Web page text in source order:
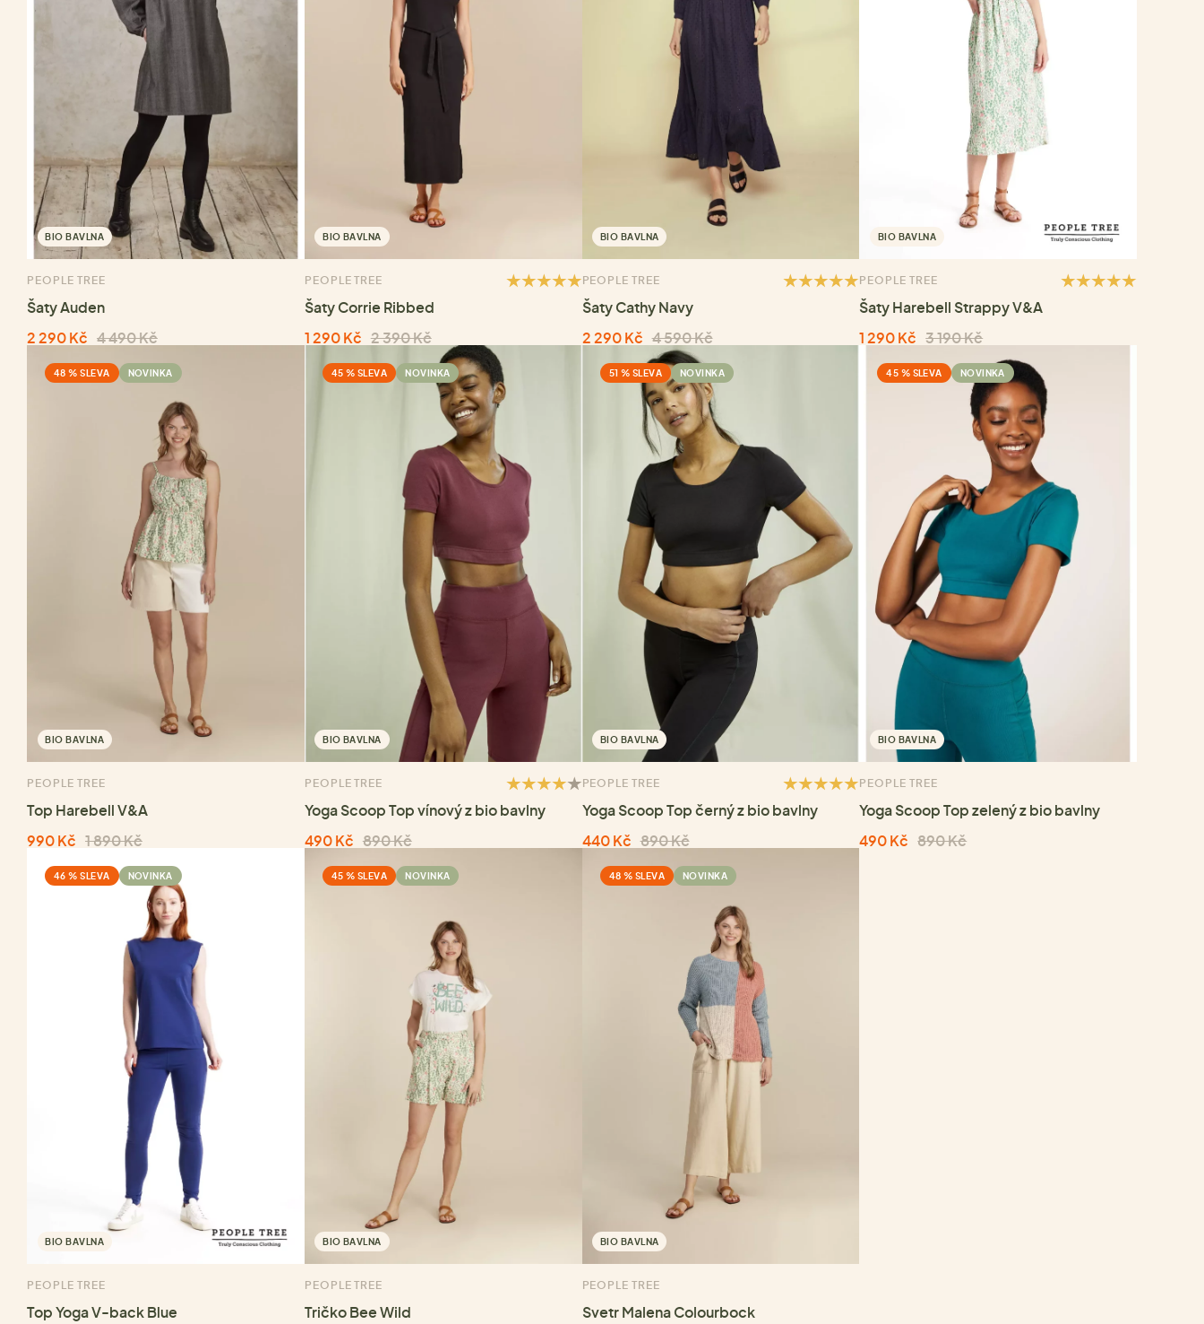
BIO BAVLNA
PEOPLE TREE
Šaty Auden
2 290 Kč 4 490 Kč
BIO BAVLNA
PEOPLE TREE
Šaty Corrie Ribbed
1 290 Kč 2 390 Kč
BIO BAVLNA
PEOPLE TREE
Šaty Cathy Navy
2 290 Kč 4 590 Kč
BIO BAVLNA
PEOPLE TREE
Šaty Harebell Strappy V&A
1 290 Kč 3 190 Kč
48 % SLEVA NOVINKA
BIO BAVLNA
PEOPLE TREE
Top Harebell V&A
990 Kč 1 890 Kč
45 % SLEVA NOVINKA
BIO BAVLNA
PEOPLE TREE
Yoga Scoop Top vínový z bio bavlny
490 Kč 890 Kč
51 % SLEVA NOVINKA
BIO BAVLNA
PEOPLE TREE
Yoga Scoop Top černý z bio bavlny
440 Kč 890 Kč
45 % SLEVA NOVINKA
BIO BAVLNA
PEOPLE TREE
Yoga Scoop Top zelený z bio bavlny
490 Kč 890 Kč
46 % SLEVA NOVINKA
BIO BAVLNA
PEOPLE TREE
Top Yoga V-back Blue
45 % SLEVA NOVINKA
BIO BAVLNA
PEOPLE TREE
Tričko Bee Wild
48 % SLEVA NOVINKA
BIO BAVLNA
PEOPLE TREE
Svetr Malena Colourbock